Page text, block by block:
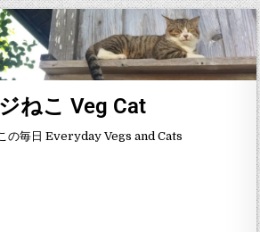
ねこ Veg Cat
の毎日 Everyday Vegs and Cats